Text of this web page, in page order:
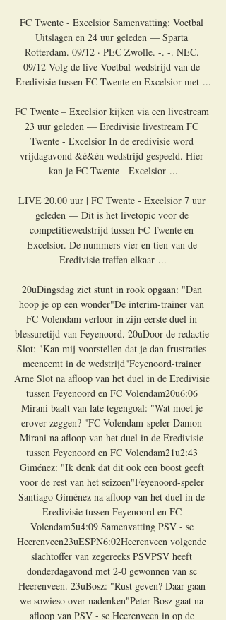
FC Twente - Excelsior Samenvatting: Voetbal
Uitslagen en 24 uur geleden — Sparta
Rotterdam. 09/12 · PEC Zwolle. -. -. NEC.
09/12 Volg de live Voetbal-wedstrijd van de
Eredivisie tussen FC Twente en Excelsior met ...
FC Twente – Excelsior kijken via een livestream
23 uur geleden — Eredivisie livestream FC
Twente - Excelsior In de eredivisie word
vrijdagavond &é&én wedstrijd gespeeld. Hier
kan je FC Twente - Excelsior ...
LIVE 20.00 uur | FC Twente - Excelsior 7 uur
geleden — Dit is het livetopic voor de
competitiewedstrijd tussen FC Twente en
Excelsior. De nummers vier en tien van de
Eredivisie treffen elkaar ...
20uDingsdag ziet stunt in rook opgaan: "Dan
hoop je op een wonder"De interim-trainer van
FC Volendam verloor in zijn eerste duel in
blessuretijd van Feyenoord. 20uDoor de redactie
Slot: "Kan mij voorstellen dat je dan frustraties
meeneemt in de wedstrijd"Feyenoord-trainer
Arne Slot na afloop van het duel in de Eredivisie
tussen Feyenoord en FC Volendam20u6:06
Mirani baalt van late tegengoal: "Wat moet je
erover zeggen? "FC Volendam-speler Damon
Mirani na afloop van het duel in de Eredivisie
tussen Feyenoord en FC Volendam21u2:43
Giménez: "Ik denk dat dit ook een boost geeft
voor de rest van het seizoen"Feyenoord-speler
Santiago Giménez na afloop van het duel in de
Eredivisie tussen Feyenoord en FC
Volendam5u4:09 Samenvatting PSV - sc
Heerenveen23uESPN6:02Heerenveen volgende
slachtoffer van zegereeks PSVPSV heeft
donderdagavond met 2-0 gewonnen van sc
Heerenveen. 23uBosz: "Rust geven? Daar gaan
we sowieso over nadenken"Peter Bosz gaat na
afloop van PSV - sc Heerenveen in op de